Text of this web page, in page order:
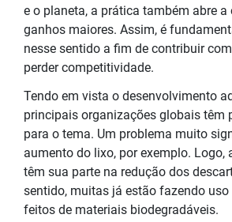
e o planeta, a prática também abre
ganhos maiores. Assim, é
nesse sentido a fim de contribuir
perder competitividade.
Tendo em vista o desenvolvimento
principais organizações globais têm
para o tema. Um problema muito
aumento do lixo, por exemplo. Logo,
têm sua parte na redução dos
sentido, muitas já estão fazendo
feitos de materiais biodegradáveis.